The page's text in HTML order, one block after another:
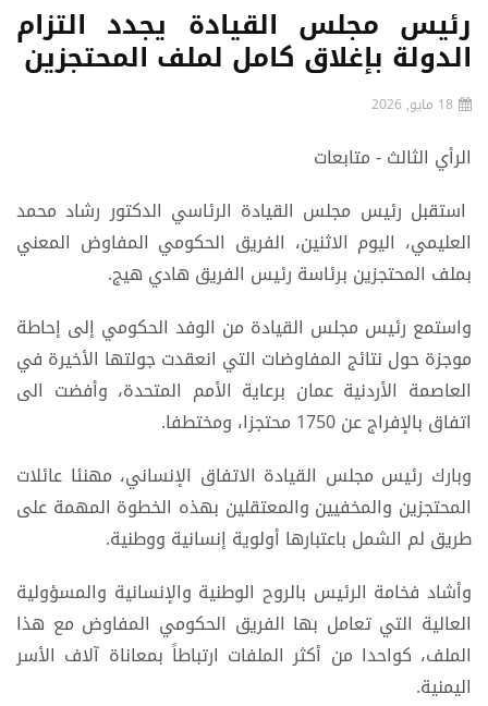
رئيس مجلس القيادة يجدد التزام
الدولة بإغلاق كامل لملف المحتجزين
18 مايو, 2026
الرأي الثالث - متابعات
استقبل رئيس مجلس القيادة الرئاسي الدكتور رشاد محمد
العليمي، اليوم الاثنين، الفريق الحكومي المفاوض المعني
بملف المحتجزين برئاسة رئيس الفريق هادي هيج.
واستمع رئيس مجلس القيادة من الوفد الحكومي إلى إحاطة
موجزة حول نتائج المفاوضات التي انعقدت جولتها الأخيرة في
العاصمة الأردنية عمان برعاية الأمم المتحدة، وأفضت الى
اتفاق بالإفراج عن 1750 محتجزا، ومختطفا.
وبارك رئيس مجلس القيادة الاتفاق الإنساني، مهنئا عائلات
المحتجزين والمخفيين والمعتقلين بهذه الخطوة المهمة على
طريق لم الشمل باعتبارها أولوية إنسانية ووطنية.
وأشاد فخامة الرئيس بالروح الوطنية والإنسانية والمسؤولية
العالية التي تعامل بها الفريق الحكومي المفاوض مع هذا
الملف، كواحدا من أكثر الملفات ارتباطاً بمعاناة آلاف الأسر
اليمنية.